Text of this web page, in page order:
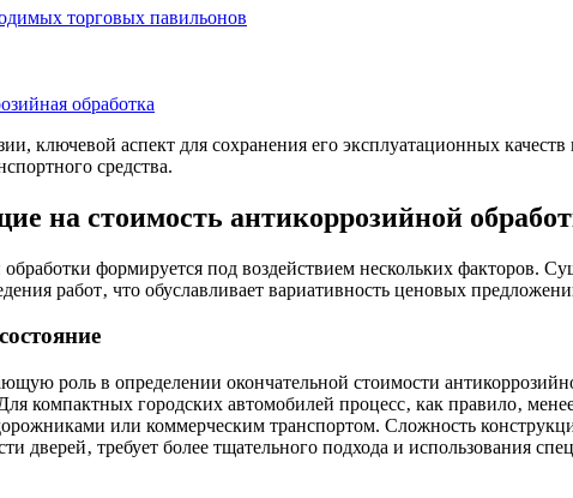
ключевой аспект для сохранения его эксплуатационных
средства.
на стоимость антикоррозийной
формируется под воздействием нескольких факторов.
работ‚ что обуславливает вариативность ценовых
роль в определении окончательной стоимости
компактных городских автомобилей процесс‚ как правило‚
или коммерческим транспортом. Сложность
дверей‚ требует более тщательного подхода и использования